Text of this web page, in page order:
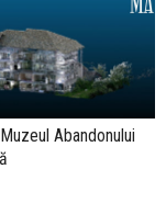
Abandonului